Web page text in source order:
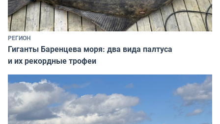
РЕГИОН
Гиганты Баренцева моря: два вида палтуса
и их рекордные трофеи